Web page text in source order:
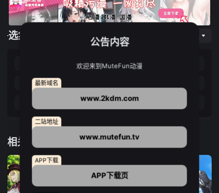
选集播放
第02集 第03集
第05集
第10集 第11集
相关推荐
公告内容
欢迎来到MuteFun动漫
最新域名
www.2kdm.com
二站地址
www.mutefun.tv
APP下载
APP下载页